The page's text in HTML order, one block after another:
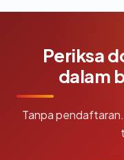
Periksa
dalam
Tanpa